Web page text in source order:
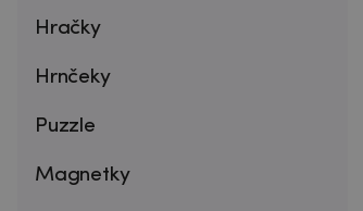
Hračky
Hrnčeky
Puzzle
Magnetky